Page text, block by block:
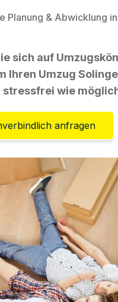
Planung & Abwicklung
sich auf
Ihren Umzug
stressfrei wie
anfragen